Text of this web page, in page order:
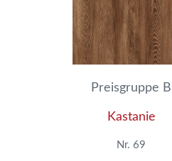
Preisgruppe B
Kastanie
Nr. 69